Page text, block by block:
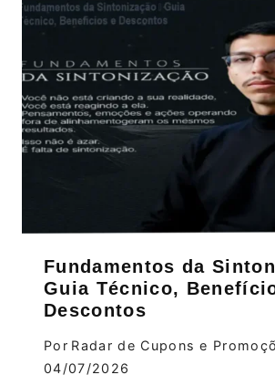
Fundamentos da
Guia Técnico,
Descontos
Por Radar de Cupons e
04/07/2026